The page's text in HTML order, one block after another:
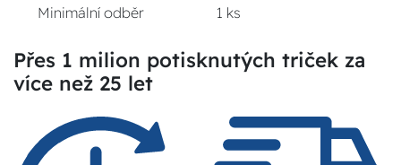
Minimální odběr 1 ks
Přes 1 milion potisknutých triček za
více než 25 let